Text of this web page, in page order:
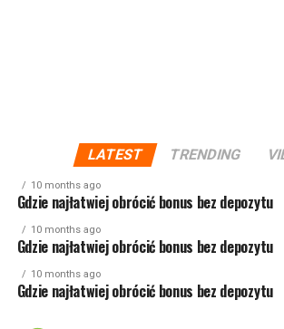
LATEST TRENDING
10 months ago
Gdzie najłatwiej obrócić bonus bez depozytu
10 months ago
Gdzie najłatwiej obrócić bonus bez depozytu
10 months ago
Gdzie najłatwiej obrócić bonus bez depozytu